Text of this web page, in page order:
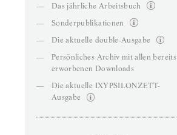
—
Das jährliche Arbeitsbuch
—
Sonderpublikationen
—
Die aktuelle double-Ausgabe
—
Persönliches Archiv mit allen bereits
erworbenen Downloads
—
Die aktuelle IXYPSILONZETT-
Ausgabe